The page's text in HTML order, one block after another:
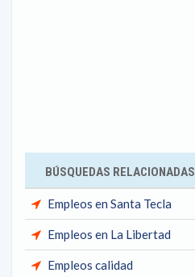
BÚSQUEDAS RELACIONADAS
Empleos en Santa Tecla
Empleos en La Libertad
Empleos calidad